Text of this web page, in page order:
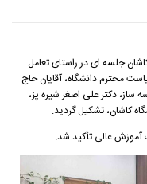
کاشان جلسه ای در راستای تعامل
محترم دانشگاه، آقایان حاج
دکتر علی اصغر شیره پز،
کاشان، تشکیل گردید.
آموزش عالی تأکید شد.